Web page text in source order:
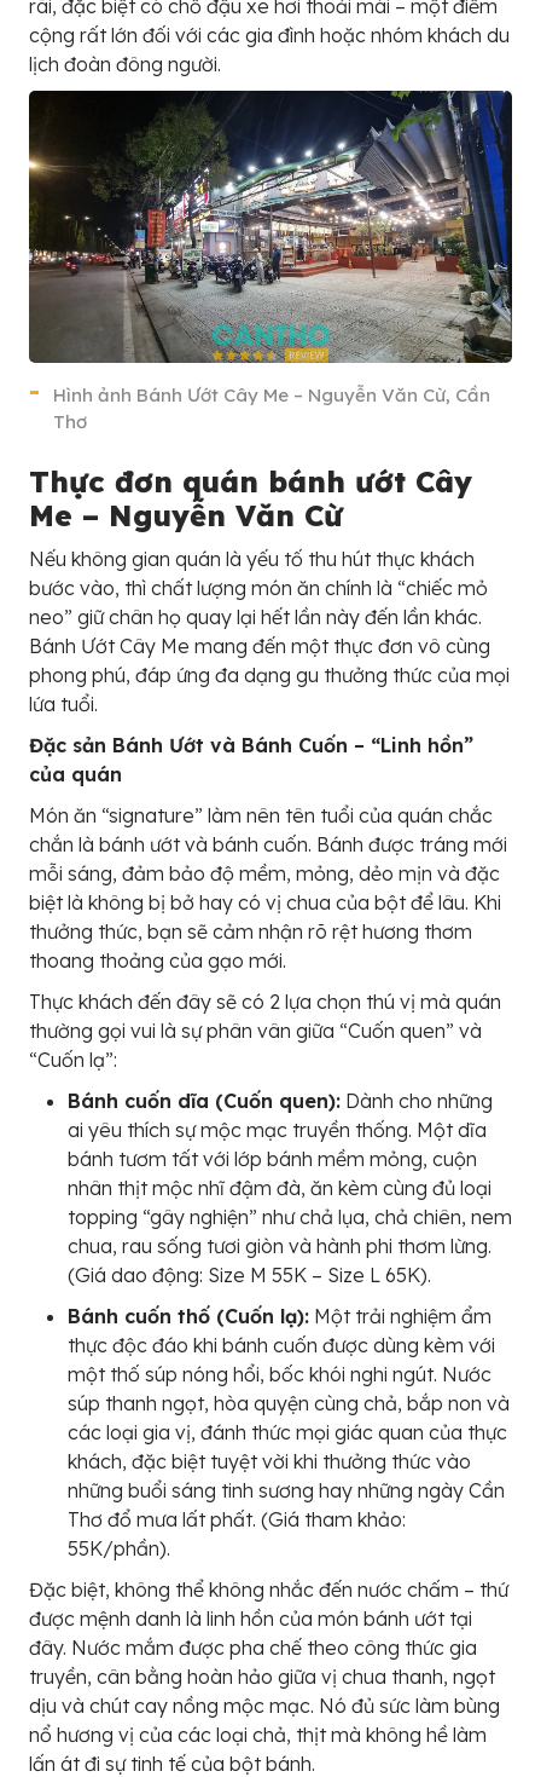
rãi, đặc biệt có chỗ đậu xe hơi thoải mái – một điểm
cộng rất lớn đối với các gia đình hoặc nhóm khách du
lịch đoàn đông người.
Hình ảnh Bánh Ướt Cây Me – Nguyễn Văn Cừ, Cần
Thơ
Thực đơn quán bánh ướt Cây
Me – Nguyễn Văn Cừ
Nếu không gian quán là yếu tố thu hút thực khách
bước vào, thì chất lượng món ăn chính là “chiếc mỏ
neo” giữ chân họ quay lại hết lần này đến lần khác.
Bánh Ướt Cây Me mang đến một thực đơn vô cùng
phong phú, đáp ứng đa dạng gu thưởng thức của mọi
lứa tuổi.
Đặc sản Bánh Ướt và Bánh Cuốn – “Linh hồn”
của quán
Món ăn “signature” làm nên tên tuổi của quán chắc
chắn là bánh ướt và bánh cuốn. Bánh được tráng mới
mỗi sáng, đảm bảo độ mềm, mỏng, dẻo mịn và đặc
biệt là không bị bở hay có vị chua của bột để lâu. Khi
thưởng thức, bạn sẽ cảm nhận rõ rệt hương thơm
thoang thoảng của gạo mới.
Thực khách đến đây sẽ có 2 lựa chọn thú vị mà quán
thường gọi vui là sự phân vân giữa “Cuốn quen” và
“Cuốn lạ”:
Bánh cuốn dĩa (Cuốn quen): Dành cho những
ai yêu thích sự mộc mạc truyền thống. Một dĩa
bánh tươm tất với lớp bánh mềm mỏng, cuộn
nhân thịt mộc nhĩ đậm đà, ăn kèm cùng đủ loại
topping “gây nghiện” như chả lụa, chả chiên, nem
chua, rau sống tươi giòn và hành phi thơm lừng.
(Giá dao động: Size M 55K – Size L 65K).
Bánh cuốn thố (Cuốn lạ): Một trải nghiệm ẩm
thực độc đáo khi bánh cuốn được dùng kèm với
một thố súp nóng hổi, bốc khói nghi ngút. Nước
súp thanh ngọt, hòa quyện cùng chả, bắp non và
các loại gia vị, đánh thức mọi giác quan của thực
khách, đặc biệt tuyệt vời khi thưởng thức vào
những buổi sáng tinh sương hay những ngày Cần
Thơ đổ mưa lất phất. (Giá tham khảo:
55K/phần).
Đặc biệt, không thể không nhắc đến nước chấm – thứ
được mệnh danh là linh hồn của món bánh ướt tại
đây. Nước mắm được pha chế theo công thức gia
truyền, cân bằng hoàn hảo giữa vị chua thanh, ngọt
dịu và chút cay nồng mộc mạc. Nó đủ sức làm bùng
nổ hương vị của các loại chả, thịt mà không hề làm
lấn át đi sự tinh tế của bột bánh.